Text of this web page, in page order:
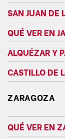
SAN JUAN DE
QUÉ VER EN
ALQUÉZAR Y
CASTILLO DE
ZARAGOZA
QUÉ VER EN